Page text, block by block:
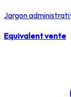
Jargon
Equivalent vente